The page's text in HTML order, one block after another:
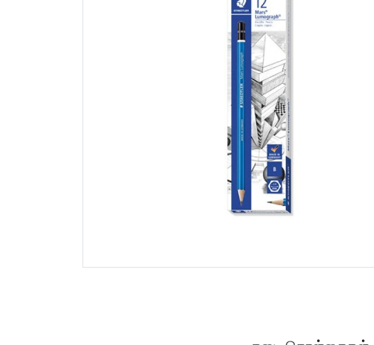
DIY பொருட்கள்
கலை & கைவினைக் கருவிகள்
ஸ்டிக்கர் போஸ்டர்